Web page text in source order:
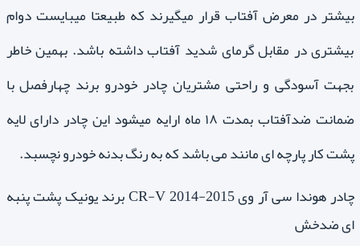
بیشتر در معرض آفتاب قرار میگیرند که طبیعتا میبایست دوام
بیشتری در مقابل گرمای شدید آفتاب داشته باشد. بهمین خاطر
بجهت آسودگی و راحتی مشتریان چادر خودرو برند چهارفصل با
ضمانت ضدآفتاب بمدت ۱۸ ماه ارایه میشود این چادر دارای لایه
پشت کار پارچه ای مانند می باشد که به رنگ بدنه خودرو نچسبد.
چادر هوندا سی آر وی CR-V 2014-2015 برند یونیک پشت پنبه
ای ضدخش